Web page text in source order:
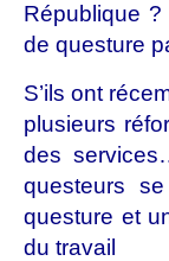
République ?
de questure
S’ils ont
plusieurs
des
questeurs
questure et
du travail